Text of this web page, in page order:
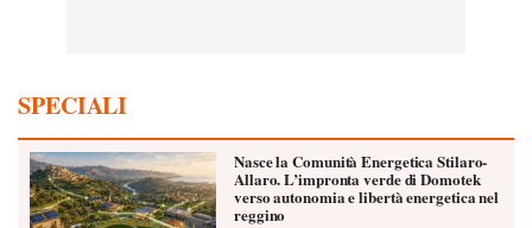
SPECIALI
Nasce la Comunità Energetica Stilaro-
Allaro. L’impronta verde di Domotek
verso autonomia e libertà energetica nel
reggino